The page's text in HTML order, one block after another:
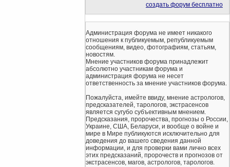
создать форум бесплатно
Администрация форума не имеет никакого
отношения к публикуемым, републикуемым
сообщениям, видео, фотографиям, статьям,
новостям.
Мнение участников форума принадлежит
абсолютно участникам форума и
администрация форума не несет
ответственность за мнение участников форума.
Пожалуйста, имейте ввиду, мнение астрологов,
предсказателей, тарологов, экстрасенсов
является сугубо субъективным мнением.
Предсказания, пророчества, прогнозы о России,
Украине, США, Беларуси, и вообще о войне и
мире в Мире публикуются исключительно для
доведения до вашего сведения данной
информации, и для проверки вами лично всех
этих предсказаний, пророчеств и прогнозов от
экстрасенсов, магов, астрологов, тарологов.